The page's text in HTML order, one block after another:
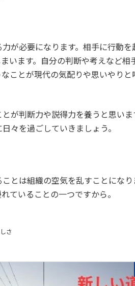
が必要になります。相手に行動を
います。自分の判断や考えなど相
ことが現代の気配りや思いやりと
が判断力や説得力を養うと思いま
々を過ごしていきましょう。
とは組織の空気を乱すことになり
ていることの一つですから。
さ